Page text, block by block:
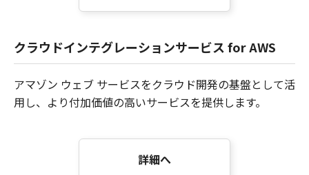
クラウドインテグレーションサービス for AWS
アマゾン ウェブ サービスをクラウド開発の基盤として活
用し、より付加価値の高いサービスを提供します。
詳細へ